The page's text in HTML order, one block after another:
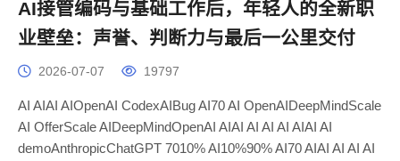
AI接管编码与基础工作后，年轻人的全新职
业壁垒：声誉、判断力与最后一公里交付
2026-07-07 19797
AI AIAI AIOpenAI CodexAIBug AI70 AI OpenAIDeepMindScale
AI OfferScale AIDeepMindOpenAI AIAI AI AI AI AIAI AI
demoAnthropicChatGPT 7010% AI10%90% AI70 AIAI AI AI AI